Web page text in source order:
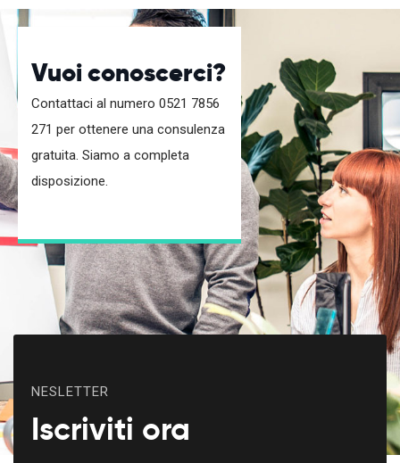
Vuoi conoscerci?
Contattaci al numero 0521 7856
271 per ottenere una consulenza
gratuita. Siamo a completa
disposizione.
NESLETTER
Iscriviti ora